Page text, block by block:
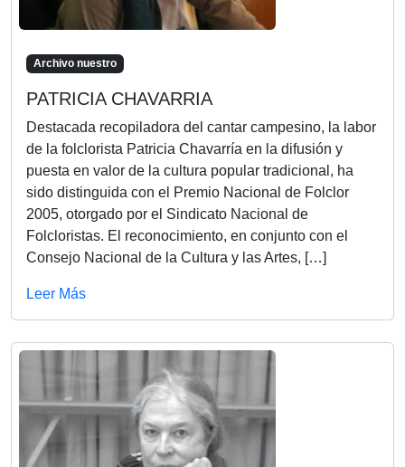
Archivo nuestro
PATRICIA CHAVARRIA
Destacada recopiladora del cantar campesino, la labor
de la folclorista Patricia Chavarría en la difusión y
puesta en valor de la cultura popular tradicional, ha
sido distinguida con el Premio Nacional de Folclor
2005, otorgado por el Sindicato Nacional de
Folcloristas. El reconocimiento, en conjunto con el
Consejo Nacional de la Cultura y las Artes, […]
Leer Más